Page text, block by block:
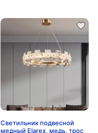
Светильник подвесной
медный Elarex, медь, трос